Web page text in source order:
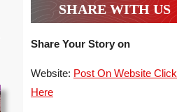
SHARE WITH US
Share Your Story on
Website: Post On Website Click
Here